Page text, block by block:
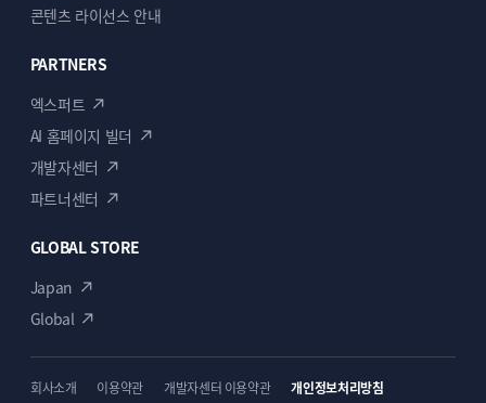
상점 로고, 하단 회사정보, 카테고리, 컬러 등 코딩을
메뉴얼을 제공합니다. 디자인 세팅 작업은 평균
2~3일 소요됩니다.
무엇이든 물어보세요
문의해주세요. 충분한 상담을 통해 신중하게
고민하신 후 구매하셔도 좋습니다. 만족스러운
카카오톡 1:1 채팅
홈페이지 문의상담
콘텐츠 라이선스 안내
PARTNERS
엑스퍼트
AI 홈페이지 빌더
개발자센터
파트너센터
GLOBAL STORE
Japan
Global
회사소개 이용약관 개발자센터 이용약관
개인정보처리방침